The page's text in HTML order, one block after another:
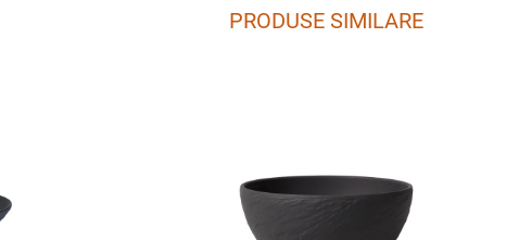
PRODUSE SIMILARE